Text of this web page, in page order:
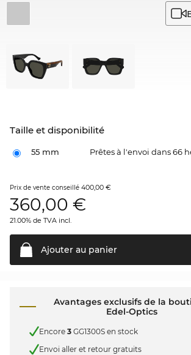
Taille et disponibilité
55 mm Prêtes à l'envoi dans 66
Prix de vente conseillé 400,00 €
360,00 €
21.00% de TVA incl.
Ajouter au panier
Avantages exclusifs de la
Edel-Optics
Encore 3 GG1300S en stock
Envoi aller et retour gratuits